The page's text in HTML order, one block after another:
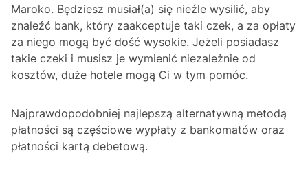
Maroko. Będziesz musiał(a) się nieźle wysilić, aby
znaleźć bank, który zaakceptuje taki czek, a za opłaty
za niego mogą być dość wysokie. Jeżeli posiadasz
takie czeki i musisz je wymienić niezależnie od
kosztów, duże hotele mogą Ci w tym pomóc.
Najprawdopodobniej najlepszą alternatywną metodą
płatności są częściowe wypłaty z bankomatów oraz
płatności kartą debetową.